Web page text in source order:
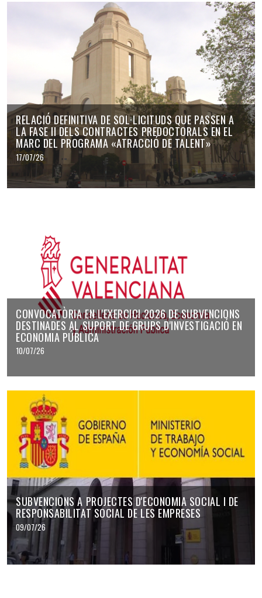
RELACIÓ DEFINITIVA DE SOL·LICITUDS QUE PASSEN A
LA FASE II DELS CONTRACTES PREDOCTORALS EN EL
MARC DEL PROGRAMA «ATRACCIÓ DE TALENT»
17/07/26
CONVOCATÒRIA EN L'EXERCICI 2026 DE SUBVENCIONS
DESTINADES AL SUPORT DE GRUPS D'INVESTIGACIÓ EN
ECONOMIA PÚBLICA
10/07/26
SUBVENCIONS A PROJECTES D'ECONOMIA SOCIAL I DE
RESPONSABILITAT SOCIAL DE LES EMPRESES
09/07/26